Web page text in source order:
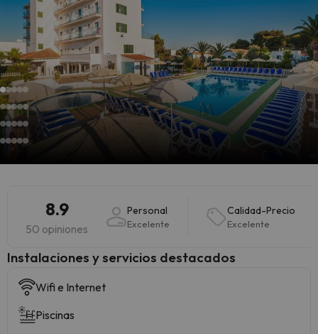
8.9
50 opiniones
Personal
Excelente
Calidad-Precio
Excelente
Instalaciones y servicios destacados
Wifi e Internet
Piscinas